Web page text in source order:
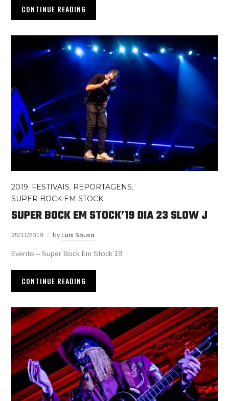
CONTINUE READING
2019, FESTIVAIS, REPORTAGENS,
SUPER BOCK EM STOCK
SUPER BOCK EM STOCK’19 DIA 23 SLOW J
25/11/2019 by Luis Sousa
Evento – Super Bock Em Stock’19
CONTINUE READING